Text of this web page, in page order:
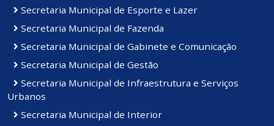
Secretaria Municipal de Esporte e Lazer
Secretaria Municipal de Fazenda
Secretaria Municipal de Gabinete e Comunicação
Secretaria Municipal de Gestão
Secretaria Municipal de Infraestrutura e Serviços
Urbanos
Secretaria Municipal de Interior